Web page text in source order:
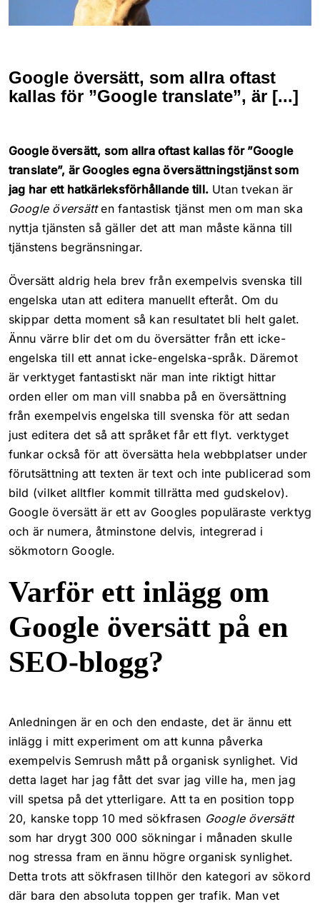
Läs mer
Sökmarknadsföring
Webbyrå &
Sociala medier
Kundcase
Google översätt, som allra oftast
kallas för ”Google translate”, är [...]
Google översätt, som allra oftast kallas för ”Google
translate”, är Googles egna översättningstjänst som
jag har ett hatkärleksförhållande till. Utan tvekan är
Google översätten fantastisk tjänst men om man ska
nyttja tjänsten så gäller det att man måste känna till
tjänstens begränsningar.
Översätt aldrig hela brev från exempelvis svenska till
engelska utan att editera manuellt efteråt. Om du
skippar detta moment så kan resultatet bli helt galet.
Ännu värre blir det om du översätter från ett icke-
engelska till ett annat icke-engelska-språk. Däremot
är verktyget fantastiskt när man inte riktigt hittar
orden eller om man vill snabba på en översättning
från exempelvis engelska till svenska för att sedan
just editera det så att språket får ett flyt. verktyget
funkar också för att översätta hela webbplatser under
förutsättning att texten är text och inte publicerad som
bild (vilket alltfler kommit tillrätta med gudskelov).
Google översätt är ett av Googles populäraste verktyg
och är numera, åtminstone delvis, integrerad i
sökmotorn Google.
Varför ett inlägg om
Google översätt på en
SEO-blogg?
Anledningen är en och den endaste, det är ännu ett
inlägg i mitt experiment om att kunna påverka
exempelvis Semrush mått på organisk synlighet. Vid
detta laget har jag fått det svar jag ville ha, men jag
vill spetsa på det ytterligare. Att ta en position topp
20, kanske topp 10 med sökfrasen Google översätt
som har drygt 300 000 sökningar i månaden skulle
nog stressa fram en ännu högre organisk synlighet.
Detta trots att sökfrasen tillhör den kategori av sökord
där bara den absoluta toppen ger trafik. Man vet